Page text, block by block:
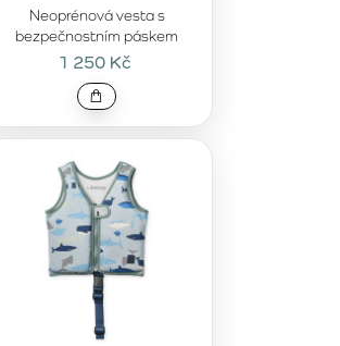
Neoprénová vesta s
bezpečnostním páskem
1 250 Kč